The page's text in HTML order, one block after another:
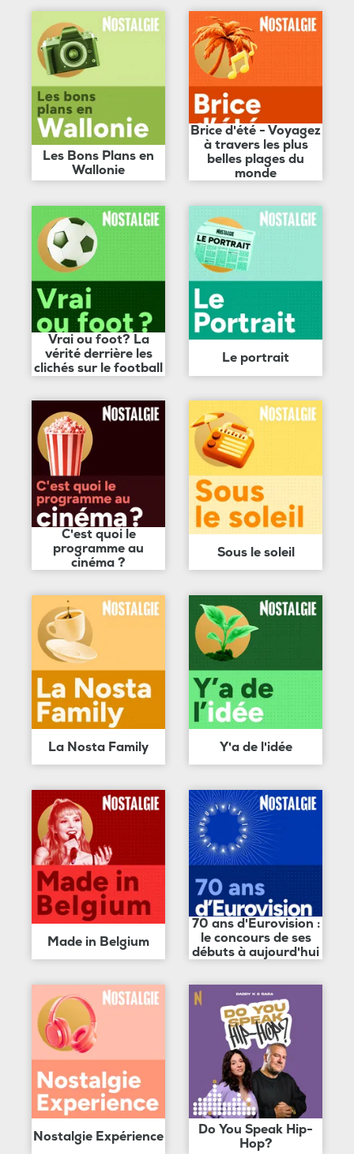
Les Bons Plans en
Wallonie
Brice d'été - Voyagez
à travers les plus
belles plages du
monde
Vrai ou foot? La
vérité derrière les
clichés sur le football
Le portrait
C'est quoi le
programme au
cinéma ?
Sous le soleil
La Nosta Family Y'a de l'idée
Made in Belgium
70 ans d'Eurovision :
le concours de ses
débuts à aujourd'hui
Nostalgie Expérience
Do You Speak Hip-
Hop?